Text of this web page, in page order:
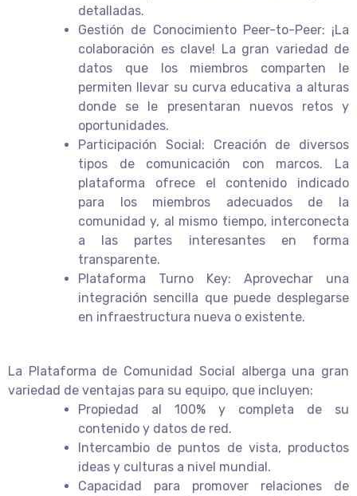
detalladas.
Gestión de Conocimiento Peer-to-Peer: ¡La
colaboración es clave! La gran variedad de
datos que los miembros comparten le
permiten llevar su curva educativa a alturas
donde se le presentaran nuevos retos y
oportunidades.
Participación Social: Creación de diversos
tipos de comunicación con marcos. La
plataforma ofrece el contenido indicado
para los miembros adecuados de la
comunidad y, al mismo tiempo, interconecta
a las partes interesantes en forma
transparente.
Plataforma Turno Key: Aprovechar una
integración sencilla que puede desplegarse
en infraestructura nueva o existente.
La Plataforma de Comunidad Social alberga una gran
variedad de ventajas para su equipo, que incluyen:
Propiedad al 100% y completa de su
contenido y datos de red.
Intercambio de puntos de vista, productos
ideas y culturas a nivel mundial.
Capacidad para promover relaciones de